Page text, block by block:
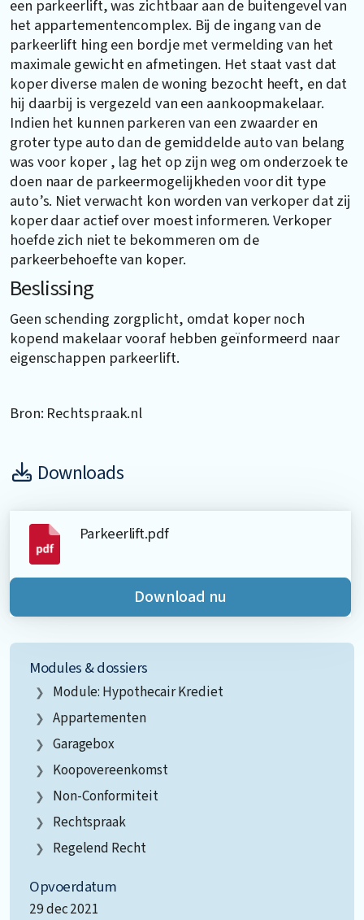
een parkeerlift, was zichtbaar aan de buitengevel van
het appartementencomplex. Bij de ingang van de
parkeerlift hing een bordje met vermelding van het
maximale gewicht en afmetingen. Het staat vast dat
koper diverse malen de woning bezocht heeft, en dat
hij daarbij is vergezeld van een aankoopmakelaar.
Indien het kunnen parkeren van een zwaarder en
groter type auto dan de gemiddelde auto van belang
was voor koper , lag het op zijn weg om onderzoek te
doen naar de parkeermogelijkheden voor dit type
auto’s. Niet verwacht kon worden van verkoper dat zij
koper daar actief over moest informeren. Verkoper
hoefde zich niet te bekommeren om de
parkeerbehoefte van koper.
Beslissing
Geen schending zorgplicht, omdat koper noch
kopend makelaar vooraf hebben geïnformeerd naar
eigenschappen parkeerlift.
Bron: Rechtspraak.nl
Downloads
Parkeerlift.pdf
Download nu
Modules & dossiers
Module: Hypothecair Krediet
Appartementen
Garagebox
Koopovereenkomst
Non-Conformiteit
Rechtspraak
Regelend Recht
Opvoerdatum
29 dec 2021